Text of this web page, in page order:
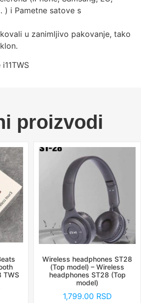
) i Pametne satove s
u zanimljivo pakovanje, tako
proizvodi
TWS
Wireless headphones ST28
(Top model) – Wireless
headphones ST28 (Top
model)
1,799.00 RSD